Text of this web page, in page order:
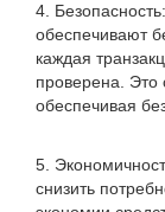
4.
обеспечивают
каждая
проверена. Это
обеспечивая
5.
снизить